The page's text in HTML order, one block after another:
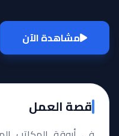
مشاهدة الآن
قصة العمل